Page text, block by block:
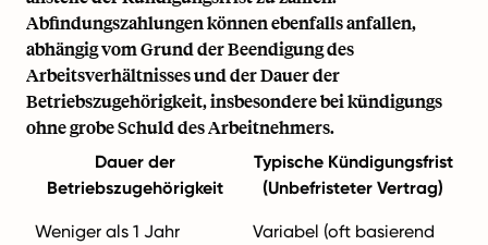
Abfindungszahlungen können ebenfalls anfallen,
abhängig vom Grund der Beendigung des
Arbeitsverhältnisses und der Dauer der
Betriebszugehörigkeit, insbesondere bei kündigungs
ohne grobe Schuld des Arbeitnehmers.
Dauer der
Betriebszugehörigkeit
Typische Kündigungsfrist
(Unbefristeter Vertrag)
Weniger als 1 Jahr
Variabel (oft basierend